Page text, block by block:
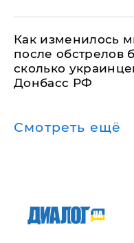
Как изменилось
после обстрелов
сколько
Донбасс РФ
Смотреть ещё